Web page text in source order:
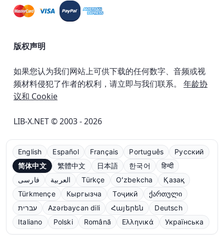
版权声明
如果您认为我们网站上可供下载的任何数字、音频或视
频材料侵犯了作者的权利，请立即与我们联系。 年龄协
议和 Cookie
LIB-X.NET © 2003 - 2026
English Español Français Português
Русский
简体中文
繁體中文 日本語 한국어
हिन्दी
فارسی
العربية Türkçe Oʻzbekcha
Қазақ
Türkmençe
Кыргызча Тоҷикӣ
ქართული
עברית
Azərbaycan dili Հայերեն
Deutsch
Italiano
Polski Română Ελληνικά Українська